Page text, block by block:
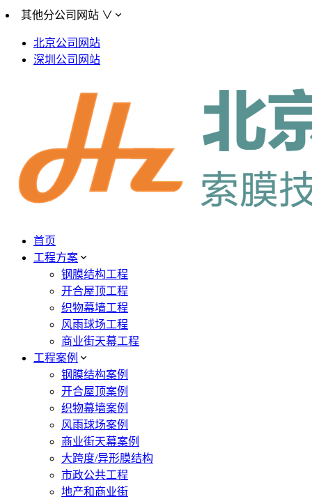
其他分公司网站 ∨
北京公司网站
深圳公司网站
首页
工程方案
钢膜结构工程
开合屋顶工程
织物幕墙工程
风雨球场工程
商业街天幕工程
工程案例
钢膜结构案例
开合屋顶案例
织物幕墙案例
风雨球场案例
商业街天幕案例
大跨度/异形膜结构
市政公共工程
地产和商业街